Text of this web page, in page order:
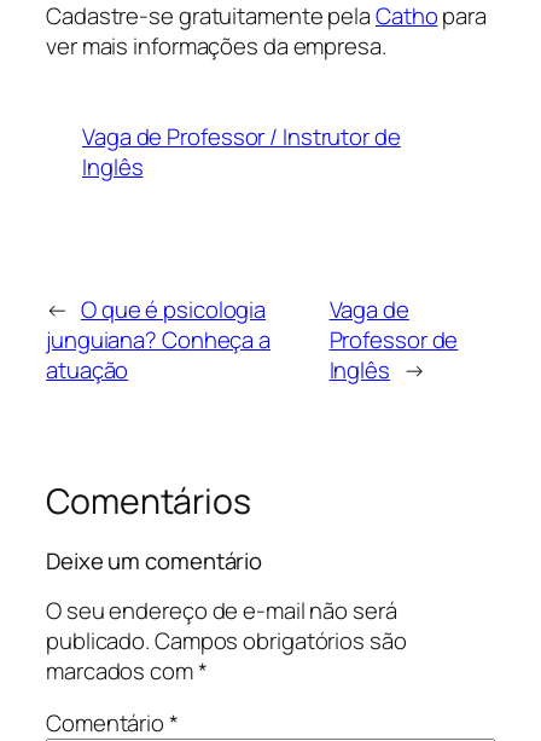
Cadastre-se gratuitamente pelaCathopara
ver mais informações da empresa.
Vaga de Professor / Instrutor de
Inglês
← O que é psicologia
junguiana? Conheça a
atuação
Vaga de
Professor de
Inglês →
Comentários
Deixe um comentário
O seu endereço de e-mail não será
publicado.Campos obrigatórios são
marcados com*
Comentário*